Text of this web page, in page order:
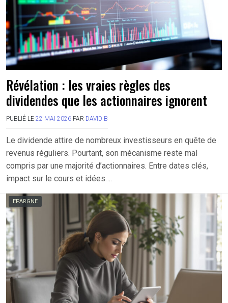
Révélation : les vraies règles des
dividendes que les actionnaires ignorent
PUBLIÉ LE 22 MAI 2026 PAR DAVID B
Le dividende attire de nombreux investisseurs en quête de
revenus réguliers. Pourtant, son mécanisme reste mal
compris par une majorité d’actionnaires. Entre dates clés,
impact sur le cours et idées….
EPARGNE